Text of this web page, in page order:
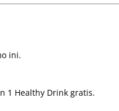
ini.
1 Healthy Drink gratis.